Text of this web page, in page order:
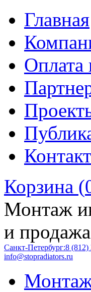
Главная
Оплата
Корзина (
Монтаж
и
Санкт-Петербург:8 (812)
info@stopradiators.ru